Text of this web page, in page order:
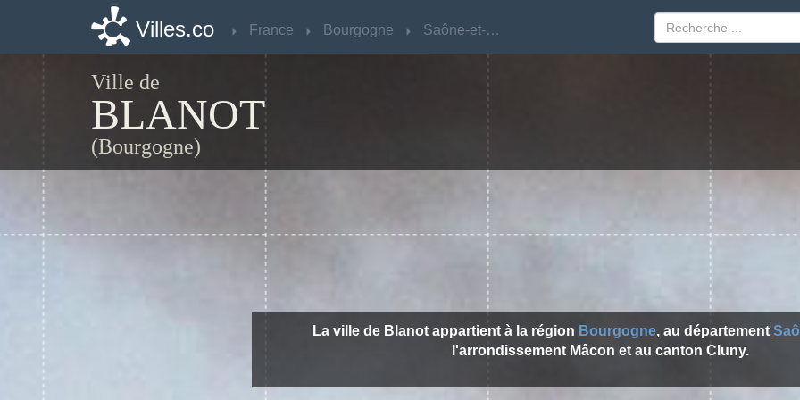
Villes.co France Bourgogne Saône-et-Loire
Ville de
BLANOT
(Bourgogne)
La ville de Blanot appartient à la région Bourgogne, au département
l'arrondissement Mâcon et au canton Cluny.
Villes.co France Bourgogne Saône-et-Loire